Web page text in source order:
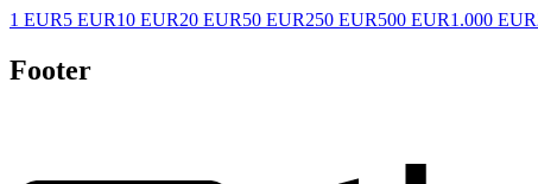
1 EUR5 EUR10 EUR20 EUR50 EUR250 EUR500 EUR1.000 EUR
Footer